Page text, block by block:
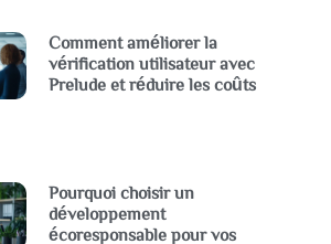
Comment améliorer la
vérification utilisateur avec
Prelude et réduire les coûts
Pourquoi choisir un
développement
écoresponsable pour vos